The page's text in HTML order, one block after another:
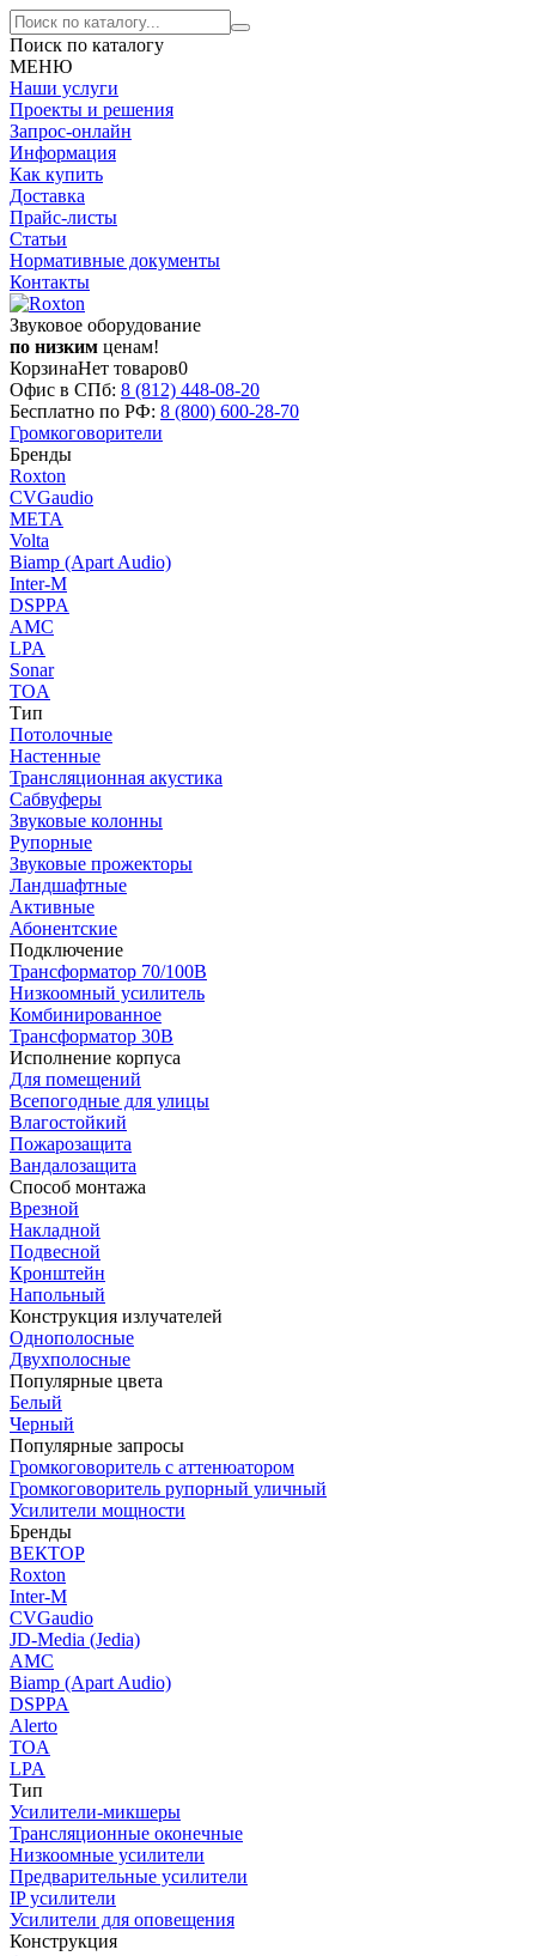
Поиск по каталогу
МЕНЮ
Наши услуги
Проекты и решения
Запрос-онлайн
Информация
Как купить
Доставка
Прайс-листы
Статьи
Нормативные документы
Контакты
Звуковое оборудование
по низким ценам!
КорзинаНет товаров0
Офис в СПб: 8 (812) 448-08-20
Бесплатно по РФ: 8 (800) 600-28-70
Громкоговорители
Бренды
Roxton
CVGaudio
МЕТА
Volta
Biamp (Apart Audio)
Inter-M
DSPPA
AMC
LPA
Sonar
TOA
Тип
Потолочные
Настенные
Трансляционная акустика
Сабвуферы
Звуковые колонны
Рупорные
Звуковые прожекторы
Ландшафтные
Активные
Абонентские
Подключение
Трансформатор 70/100В
Низкоомный усилитель
Комбинированное
Трансформатор 30В
Исполнение корпуса
Для помещений
Всепогодные для улицы
Влагостойкий
Пожарозащита
Вандалозащита
Способ монтажа
Врезной
Накладной
Подвесной
Кронштейн
Напольный
Конструкция излучателей
Однополосные
Двухполосные
Популярные цвета
Белый
Черный
Популярные запросы
Громкоговоритель с аттенюатором
Громкоговоритель рупорный уличный
Усилители мощности
Бренды
ВЕКТОР
Roxton
Inter-M
CVGaudio
JD-Media (Jedia)
AMC
Biamp (Apart Audio)
DSPPA
Alerto
TOA
LPA
Тип
Усилители-микшеры
Трансляционные оконечные
Низкоомные усилители
Предварительные усилители
IP усилители
Усилители для оповещения
Конструкция